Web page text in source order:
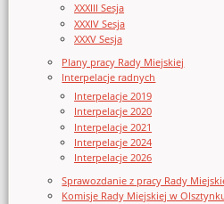
XXXIII Sesja
XXXIV Sesja
XXXV Sesja
Plany pracy Rady Miejskiej
Interpelacje radnych
Interpelacje 2019
Interpelacje 2020
Interpelacje 2021
Interpelacje 2024
Interpelacje 2026
Sprawozdanie z pracy Rady
Komisje Rady Miejskiej w